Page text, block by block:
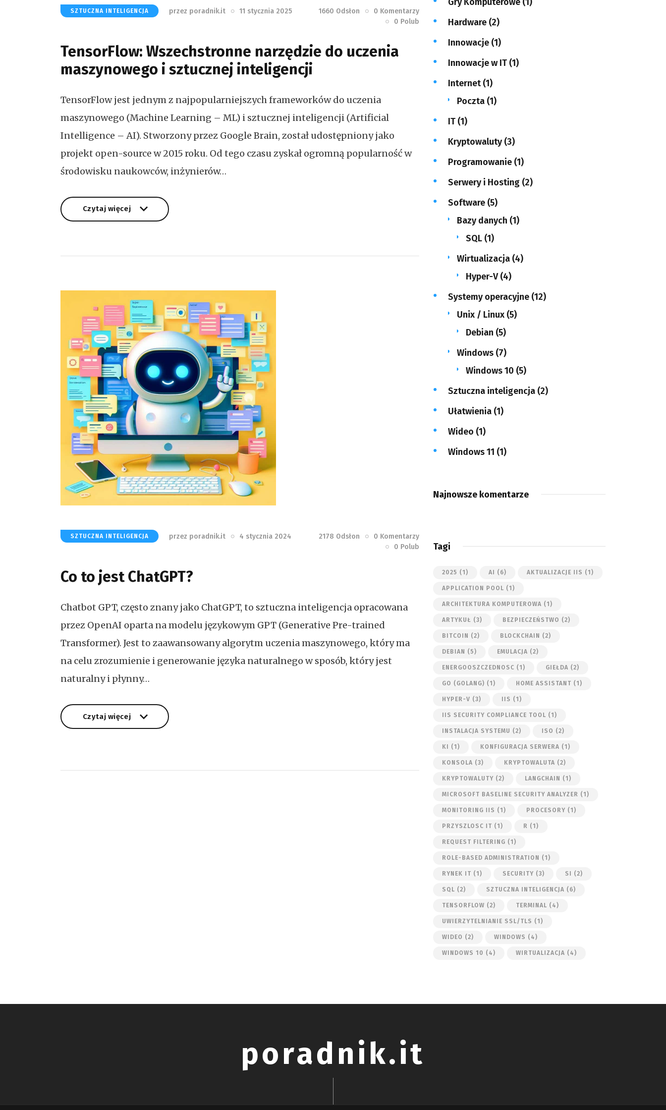
SZTUCZNA INTELIGENCJA przez poradnik.it 11 stycznia 2025 1660 Odsłon 0 Komentarzy
0 Polub
TensorFlow: Wszechstronne narzędzie do uczenia
maszynowego i sztucznej inteligencji
TensorFlow jest jednym z najpopularniejszych frameworków do uczenia
maszynowego (Machine Learning – ML) i sztucznej inteligencji (Artificial
Intelligence – AI). Stworzony przez Google Brain, został udostępniony jako
projekt open-source w 2015 roku. Od tego czasu zyskał ogromną popularność w
środowisku naukowców, inżynierów…
Czytaj więcej
SZTUCZNA INTELIGENCJA przez poradnik.it 4 stycznia 2024 2178 Odsłon 0 Komentarzy
0 Polub
Co to jest ChatGPT?
Chatbot GPT, często znany jako ChatGPT, to sztuczna inteligencja opracowana
przez OpenAI oparta na modelu językowym GPT (Generative Pre-trained
Transformer). Jest to zaawansowany algorytm uczenia maszynowego, który ma
na celu zrozumienie i generowanie języka naturalnego w sposób, który jest
naturalny i płynny…
Czytaj więcej
Hardware(2)
Innowacje(1)
Innowacje w IT(1)
Internet(1)
Poczta(1)
IT(1)
Kryptowaluty(3)
Programowanie(1)
Serwery i Hosting (2)
Software(5)
Bazy danych (1)
SQL(1)
Wirtualizacja(4)
Hyper-V(4)
Systemy operacyjne(12)
Unix / Linux(5)
Debian (5)
Windows(7)
Windows 10 (5)
Sztuczna inteligencja(2)
Ułatwienia(1)
Wideo (1)
Windows 11 (1)
Najnowsze komentarze
Tagi
2025 (1) AI (6) AKTUALIZACJE IIS (1)
APPLICATION POOL (1)
ARCHITEKTURA KOMPUTEROWA (1)
ARTYKUŁ (3) BEZPIECZEŃSTWO (2)
BITCOIN (2) BLOCKCHAIN (2)
DEBIAN (5) EMULACJA (2)
ENERGOOSZCZEDNOSC (1) GIEŁDA (2)
GO (GOLANG) (1) HOME ASSISTANT (1)
HYPER-V (3) IIS (1)
IIS SECURITY COMPLIANCE TOOL (1)
INSTALACJA SYSTEMU (2) ISO (2)
KI (1) KONFIGURACJA SERWERA (1)
KONSOLA (3) KRYPTOWALUTA (2)
KRYPTOWALUTY (2) LANGCHAIN (1)
MICROSOFT BASELINE SECURITY ANALYZER (1)
MONITORING IIS (1) PROCESORY (1)
PRZYSZLOSC IT (1) R (1)
REQUEST FILTERING (1)
ROLE-BASED ADMINISTRATION (1)
RYNEK IT (1) SECURITY (3) SI (2)
SQL (2) SZTUCZNA INTELIGENCJA (6)
TENSORFLOW (2) TERMINAL (4)
UWIERZYTELNIANIE SSL/TLS (1)
WIDEO (2) WINDOWS (4)
WINDOWS 10 (4) WIRTUALIZACJA (4)
poradnik.it